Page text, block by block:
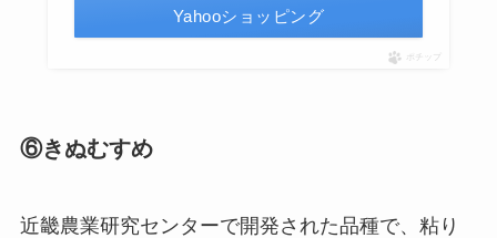
Yahooショッピング
ポチップ
⑥きぬむすめ
近畿農業研究センターで開発された品種で、粘り